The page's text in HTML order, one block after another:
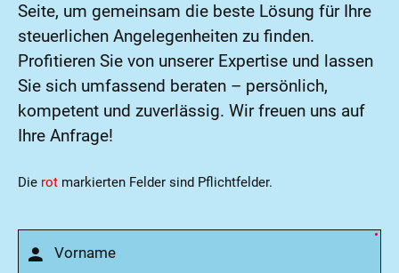
Seite, um gemeinsam die beste Lösung für Ihre
steuerlichen Angelegenheiten zu finden.
Profitieren Sie von unserer Expertise und lassen
Sie sich umfassend beraten – persönlich,
kompetent und zuverlässig. Wir freuen uns auf
Ihre Anfrage!
Die rot markierten Felder sind Pflichtfelder.